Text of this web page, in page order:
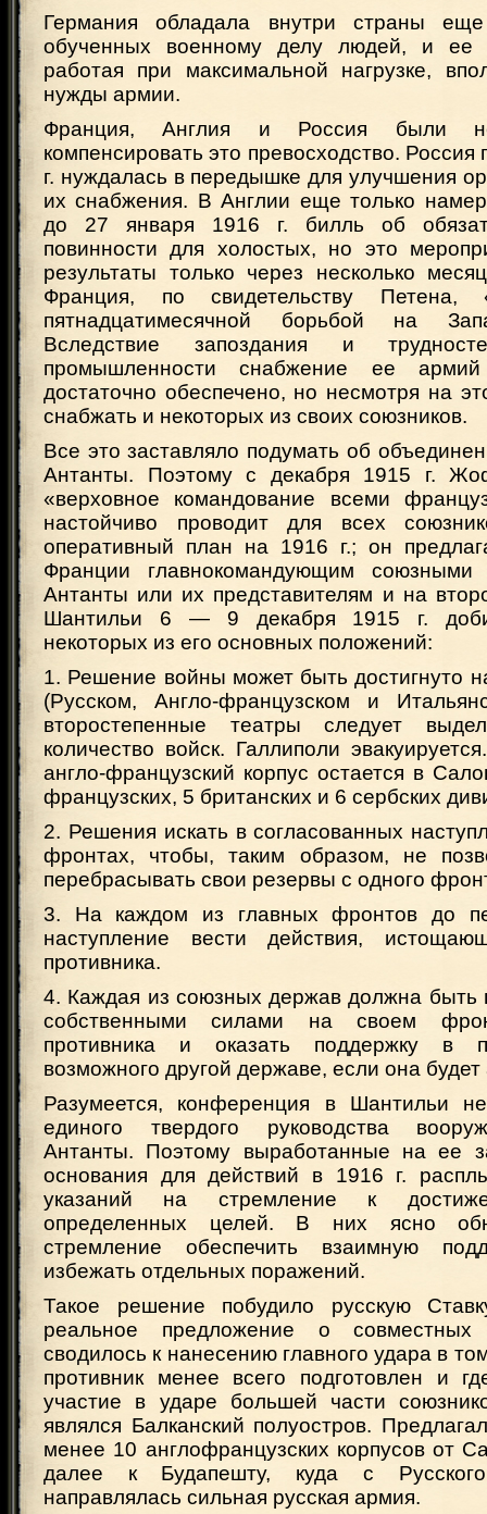
Германия обладала внутри страны
обученных военному делу людей, и ее
работая при максимальной нагрузке,
нужды армии.
Франция, Англия и Россия были
компенсировать это превосходство. Россия
г. нуждалась в передышке для улучшения
их снабжения. В Англии еще только
до 27 января 1916 г. билль об
повинности для холостых, но это
результаты только через несколько
Франция, по свидетельству Петена,
пятнадцатимесячной борьбой на
Вследствие запоздания и
промышленности снабжение ее
достаточно обеспечено, но несмотря на
снабжать и некоторых из своих союзников.
Все это заставляло подумать об
Антанты. Поэтому с декабря 1915 г.
«верховное командование всеми
настойчиво проводит для всех
оперативный план на 1916 г.; он
Франции главнокомандующим
Антанты или их представителям и на
Шантильи 6 — 9 декабря 1915 г.
некоторых из его основных положений:
1. Решение войны может быть достигнуто
(Русском, Англо-французском и
второстепенные театры следует
количество войск. Галлиполи
англо-французский корпус остается в
французских, 5 британских и 6 сербских
2. Решения искать в согласованных
фронтах, чтобы, таким образом, не
перебрасывать свои резервы с одного
3. На каждом из главных фронтов до
наступление вести действия,
противника.
4. Каждая из союзных держав должна быть
собственными силами на своем
противника и оказать поддержку в
возможного другой державе, если она будет
Разумеется, конференция в Шантильи
единого твердого руководства
Антанты. Поэтому выработанные на ее
основания для действий в 1916 г.
указаний на стремление к
определенных целей. В них ясно
стремление обеспечить взаимную
избежать отдельных поражений.
Такое решение побудило русскую
реальное предложение о
сводилось к нанесению главного удара в
противник менее всего подготовлен и
участие в ударе большей части
являлся Балканский полуостров.
менее 10 англофранцузских корпусов от
далее к Будапешту, куда с
направлялась сильная русская армия.